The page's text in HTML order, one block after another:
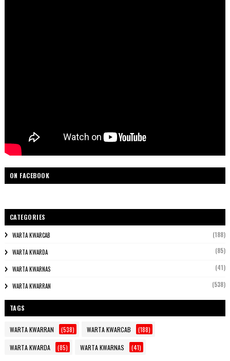
ON FACEBOOK
CATEGORIES
WARTA KWARCAB (188)
WARTA KWARDA (85)
WARTA KWARNAS (41)
WARTA KWARRAN (538)
TAGS
WARTA KWARRAN (538) WARTA KWARCAB (188)
WARTA KWARDA (85) WARTA KWARNAS (41)